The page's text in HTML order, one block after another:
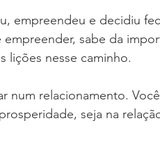
empreendeu e decidiu
sabe da
lições nesse caminho.
num relacionamento.
seja na